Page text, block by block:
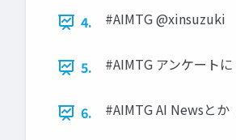
4. #AIMTG @xinsuzuki
5. #AIMTG アンケート
6. #AIMTG AI Newsと